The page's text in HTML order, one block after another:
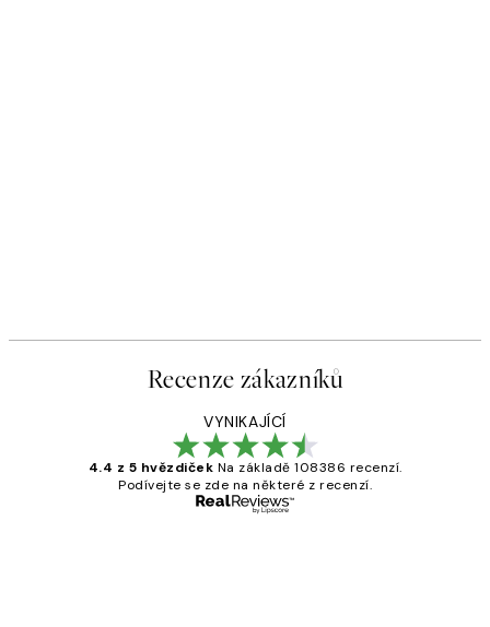
Recenze zákazníků
VYNIKAJÍCÍ
4.4 z 5 hvězdiček Na základě 108386 recenzí.
Podívejte se zde na některé z recenzí.